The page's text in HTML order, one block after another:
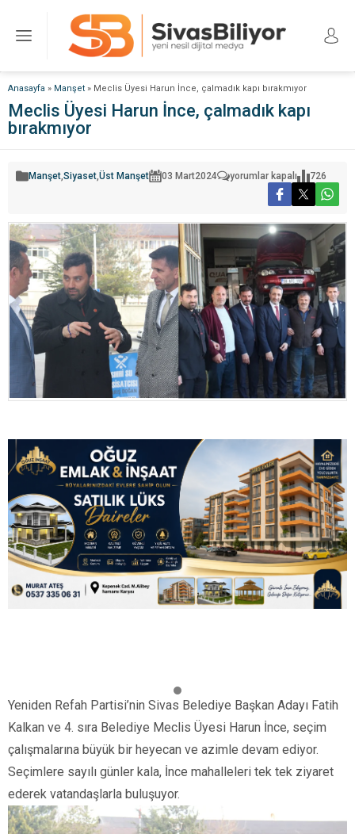
Anasayfa » Manşet » Meclis Üyesi Harun İnce, çalmadık kapı bırakmıyor
Meclis Üyesi Harun İnce, çalmadık kapı
bırakmıyor
Manşet,Siyaset,Üst Manşet 03 Mart2024
Meclis
çalmadık
bırakmıyor
yorumlar kapalı 726
Yeniden Refah Partisi’nin Sivas Belediye Başkan Adayı Fatih
Kalkan ve 4. sıra Belediye Meclis Üyesi Harun İnce, seçim
çalışmalarına büyük bir heyecan ve azimle devam ediyor.
Seçimlere sayılı günler kala, İnce mahalleleri tek tek ziyaret
ederek vatandaşlarla buluşuyor.